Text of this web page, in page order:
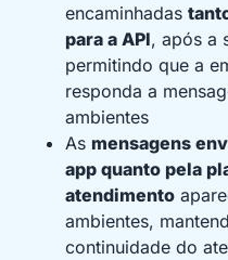
encaminhadas
para a API, após a
permitindo que a
responda a
ambientes
As mensagens
app quanto pela
atendimento
ambientes,
continuidade do